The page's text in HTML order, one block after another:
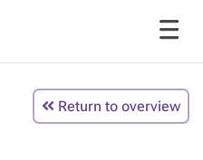
Return to overview